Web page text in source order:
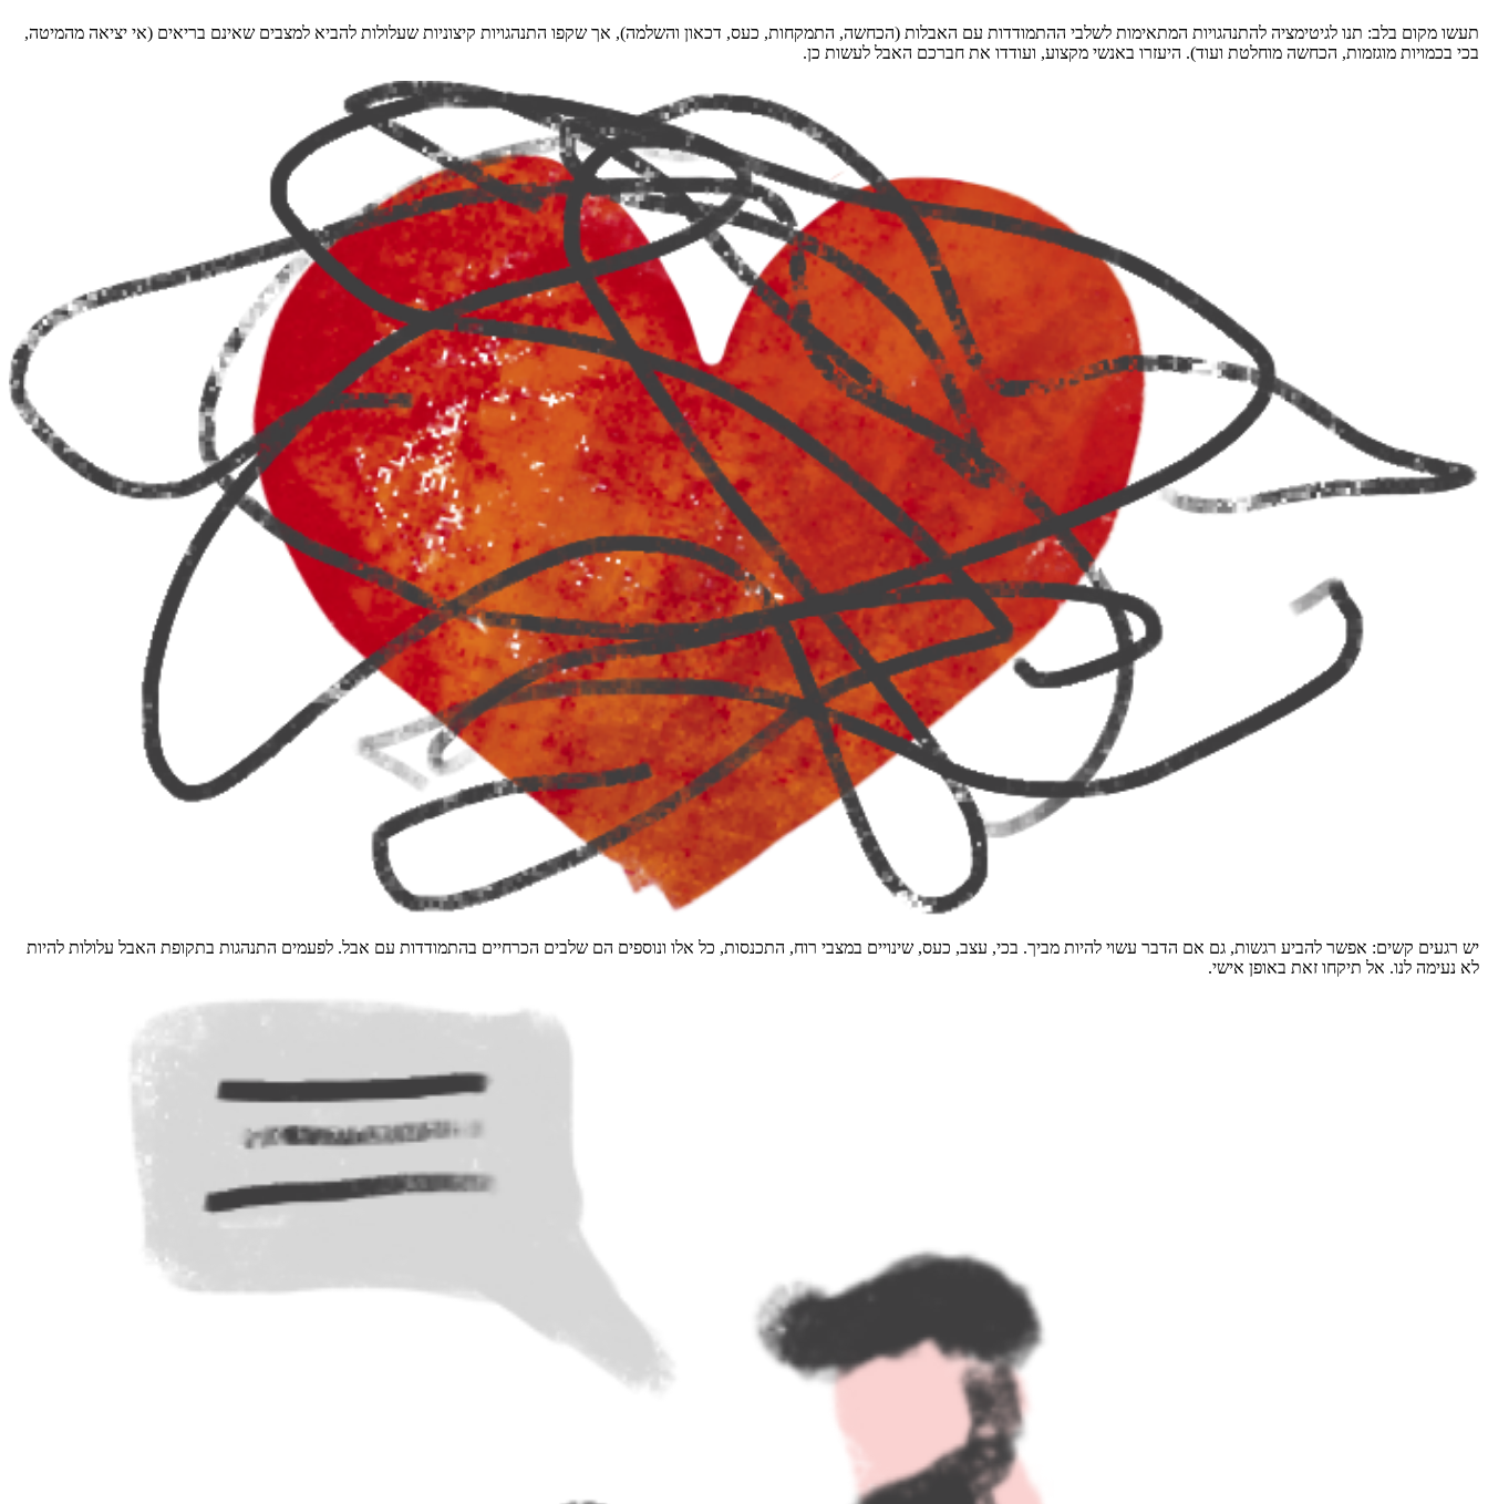
תעשו מקום בלב: תנו לגיטימציה להתנהגויות המתאימות לשלבי ההתמודדות עם האבלות (הכחשה, התמקחות, כעס, דכאון והשלמה), אך שקפו התנהגויות קיצוניות שעלולות להביא למצבים שאינם בריאים (אי יציאה מהמיטה,
בכי בכמויות מוגזמות, הכחשה מוחלטת ועוד). היעזרו באנשי מקצוע, ועודדו את חברכם האבל לעשות כן.
יש רגעים קשים: אפשר להביע רגשות, גם אם הדבר עשוי להיות מביך. בכי, עצב, כעס, שינויים במצבי רוח, התכנסות, כל אלו ונוספים הם שלבים הכרחיים בהתמודדות עם אבל. לפעמים התנהגות בתקופת האבל עלולות להיות
לא נעימה לנו. אל תיקחו זאת באופן אישי.